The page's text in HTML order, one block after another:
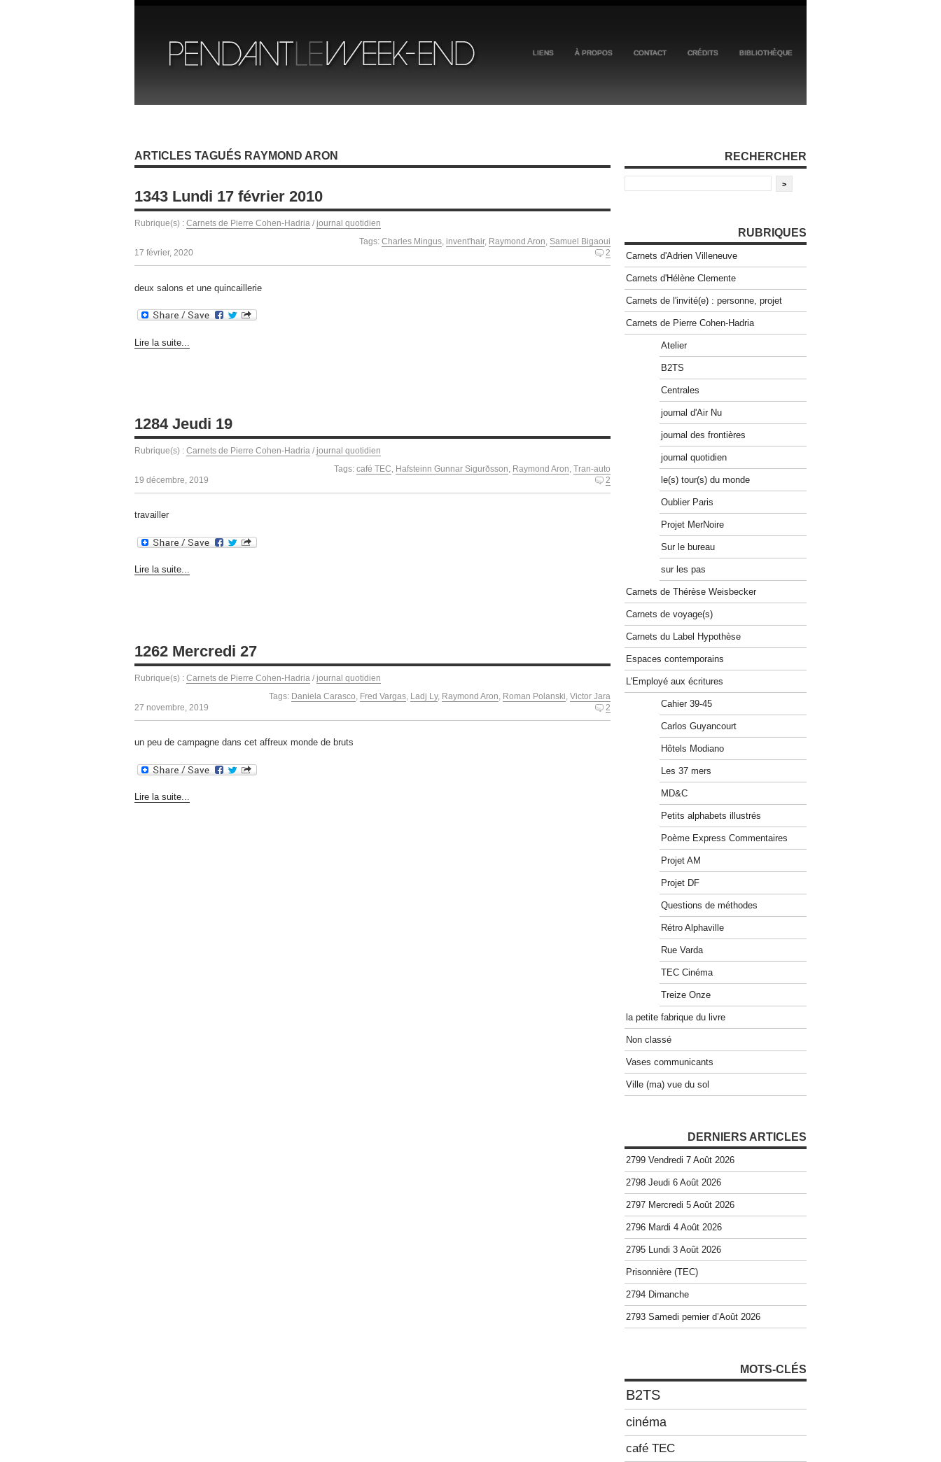
LIENS À PROPOS CONTACT CRÉDITS BIBLIOTHÈQUE
ARTICLES TAGUÉS RAYMOND ARON
1343 Lundi 17 février 2010
Rubrique(s) : Carnets de Pierre Cohen-Hadria / journal quotidien
Tags: Charles Mingus, invent'hair, Raymond Aron, Samuel Bigaoui
17 février, 2020
2
deux salons et une quincaillerie
Lire la suite...
1284 Jeudi 19
Rubrique(s) : Carnets de Pierre Cohen-Hadria / journal quotidien
Tags: café TEC Hafsteinn Gunnar Sigurðsson Raymond Aron Tran-auto
19 décembre, 2019
2
travailler
Lire la suite...
1262 Mercredi 27
Rubrique(s) : Carnets de Pierre Cohen-Hadria / journal quotidien
Tags: Daniela Carasco Fred Vargas Ladj Ly, Raymond Aron Roman Polanski Victor Jara
27 novembre, 2019
2
un peu de campagne dans cet affreux monde de bruts
Lire la suite...
RECHERCHER
RUBRIQUES
Carnets d'Adrien Villeneuve
Carnets d'Hélène Clemente
Carnets de l'invité(e) : personne, projet
Carnets de Pierre Cohen-Hadria
Atelier
B2TS
Centrales
journal d'Air Nu
journal des frontières
journal quotidien
le(s) tour(s) du monde
Oublier Paris
Projet MerNoire
Sur le bureau
sur les pas
Carnets de Thérèse Weisbecker
Carnets de voyage(s)
Carnets du Label Hypothèse
Espaces contemporains
L'Employé aux écritures
Cahier 39-45
Carlos Guyancourt
Hôtels Modiano
Les 37 mers
MD&C
Petits alphabets illustrés
Poème Express Commentaires
Projet AM
Projet DF
Questions de méthodes
Rétro Alphaville
Rue Varda
TEC Cinéma
Treize Onze
la petite fabrique du livre
Non classé
Vases communicants
Ville (ma) vue du sol
DERNIERS ARTICLES
2799 Vendredi 7 Août 2026
2798 Jeudi 6 Août 2026
2797 Mercredi 5 Août 2026
2796 Mardi 4 Août 2026
2795 Lundi 3 Août 2026
Prisonnière (TEC)
2794 Dimanche
2793 Samedi pemier d’Août 2026
MOTS-CLÉS
B2TS
cinéma
café TEC